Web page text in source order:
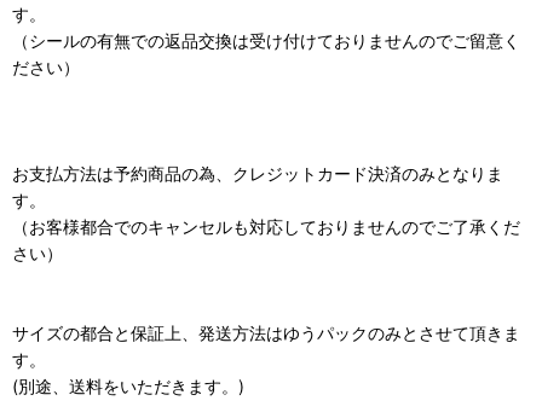
す。
（シールの有無での返品交換は受け付けておりませんのでご留意く
ださい）
お支払方法は予約商品の為、クレジットカード決済のみとなりま
す。
（お客様都合でのキャンセルも対応しておりませんのでご了承くだ
さい）
サイズの都合と保証上、発送方法はゆうパックのみとさせて頂きま
す。
(別途、送料をいただきます。)